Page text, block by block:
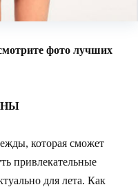
фото лучших
которая сможет
привлекательные
для лета. Как